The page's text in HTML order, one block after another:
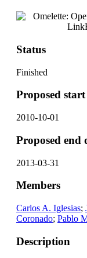
Status
Finished
Proposed
2010-10-01
Proposed end
2013-03-31
Members
Carlos A. Iglesias;
Coronado; Pablo
Description